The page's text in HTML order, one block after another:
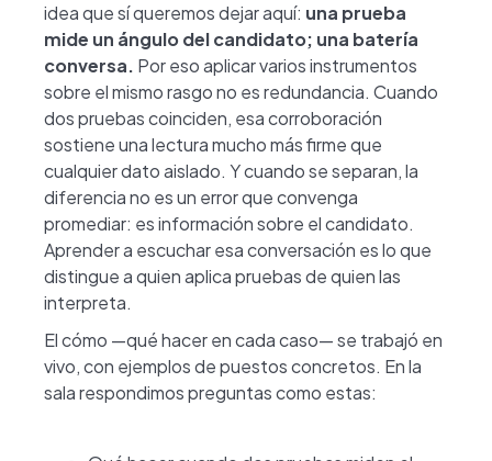
idea que sí queremos dejar aquí: una prueba
mide un ángulo del candidato; una batería
conversa. Por eso aplicar varios instrumentos
sobre el mismo rasgo no es redundancia. Cuando
dos pruebas coinciden, esa corroboración
sostiene una lectura mucho más firme que
cualquier dato aislado. Y cuando se separan, la
diferencia no es un error que convenga
promediar: es información sobre el candidato.
Aprender a escuchar esa conversación es lo que
distingue a quien aplica pruebas de quien las
interpreta.
El cómo —qué hacer en cada caso— se trabajó en
vivo, con ejemplos de puestos concretos. En la
sala respondimos preguntas como estas: